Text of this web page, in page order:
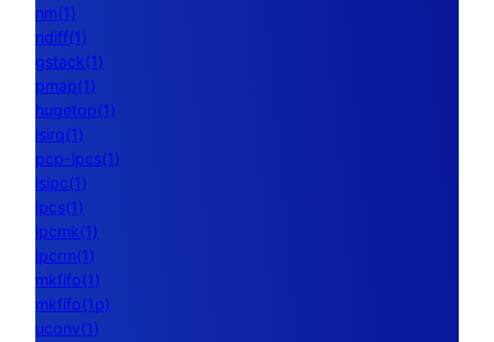
nm(1)
ndiff(1)
gstack(1)
pmap(1)
hugetop(1)
lsirq(1)
pcp-ipcs(1)
lsipc(1)
ipcs(1)
ipcmk(1)
ipcrm(1)
mkfifo(1)
mkfifo(1p)
uconv(1)